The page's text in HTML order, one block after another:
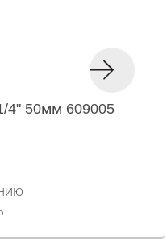
4" 50мм 609005